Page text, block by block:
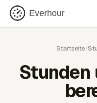
Everhour
Startseite/
Stunden